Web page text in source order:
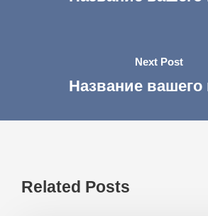
Next Post
Название вашего
Related Posts